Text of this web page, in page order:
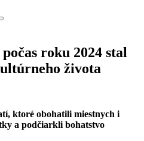
roku 2024 stal
života
ktoré obohatili miestnych i
a podčiarkli bohatstvo